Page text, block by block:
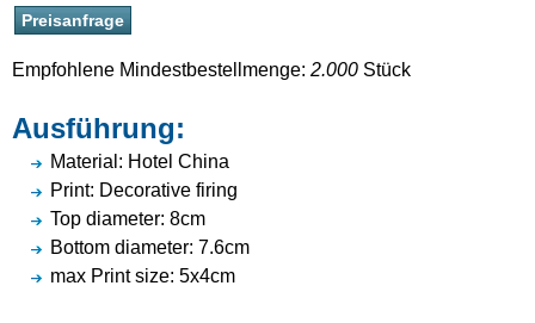
Empfohlene Mindestbestellmenge: 2.000 Stück
Ausführung:
Material: Hotel China
Print: Decorative firing
Top diameter: 8cm
Bottom diameter: 7.6cm
max Print size: 5x4cm